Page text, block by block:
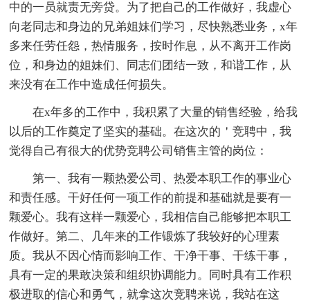
中的一员就责无旁贷。为了把自己的工作做好，我虚心
向老同志和身边的兄弟姐妹们学习，尽快熟悉业务，x年
多来任劳任怨，热情服务，按时作息，从不离开工作岗
位，和身边的姐妹们、同志们团结一致，和谐工作，从
来没有在工作中造成任何损失。
在x年多的工作中，我积累了大量的销售经验，给我
以后的工作奠定了坚实的基础。在这次的＇竞聘中，我
觉得自己有很大的优势竞聘公司销售主管的岗位：
第一、我有一颗热爱公司、热爱本职工作的事业心
和责任感。干好任何一项工作的前提和基础就是要有一
颗爱心。我有这样一颗爱心，我相信自己能够把本职工
作做好。第二、几年来的工作锻炼了我较好的心理素
质。我从不因心情而影响工作、干净干事、干练干事，
具有一定的果敢决策和组织协调能力。同时具有工作积
极进取的信心和勇气，就拿这次竞聘来说，我站在这